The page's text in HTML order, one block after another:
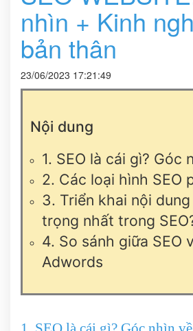
nhìn + Kinh
bản thân
23/06/2023 17:21:49
Nội dung
1. SEO là cái gì? Góc
2. Các loại hình SEO
3. Triển khai nội
trọng nhất trong
4. So sánh giữa SEO
Adwords